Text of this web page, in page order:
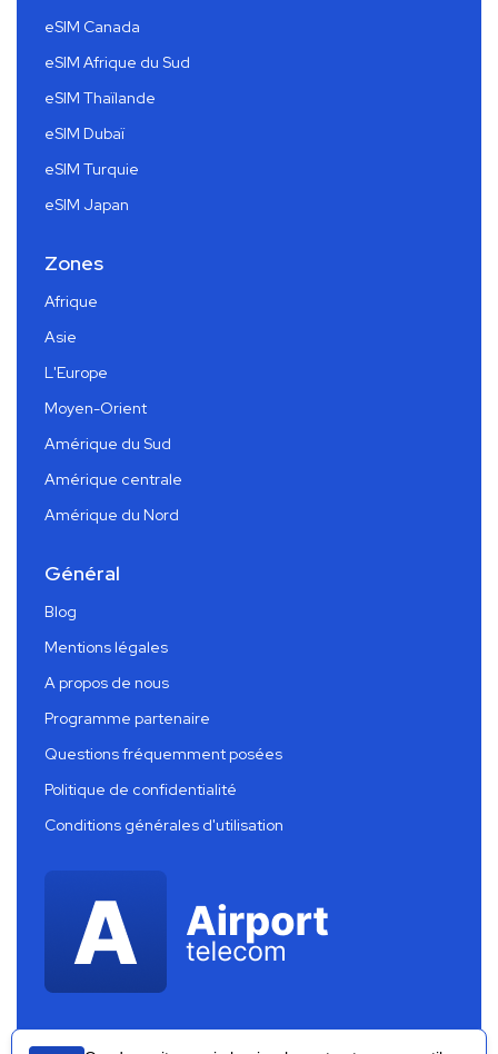
eSIM Canada
eSIM Afrique du Sud
eSIM Thaïlande
eSIM Dubaï
eSIM Turquie
eSIM Japan
Zones
Afrique
Asie
L'Europe
Moyen-Orient
Amérique du Sud
Amérique centrale
Amérique du Nord
Général
Blog
Mentions légales
A propos de nous
Programme partenaire
Questions fréquemment posées
Politique de confidentialité
Conditions générales d'utilisation